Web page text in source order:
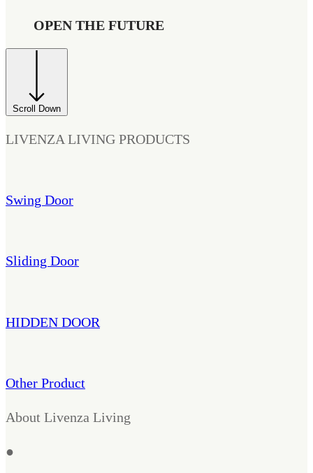
OPEN THE FUTURE
Scroll Down
LIVENZA LIVING PRODUCTS
Swing Door
Sliding Door
HIDDEN DOOR
Other Product
About Livenza Living
●